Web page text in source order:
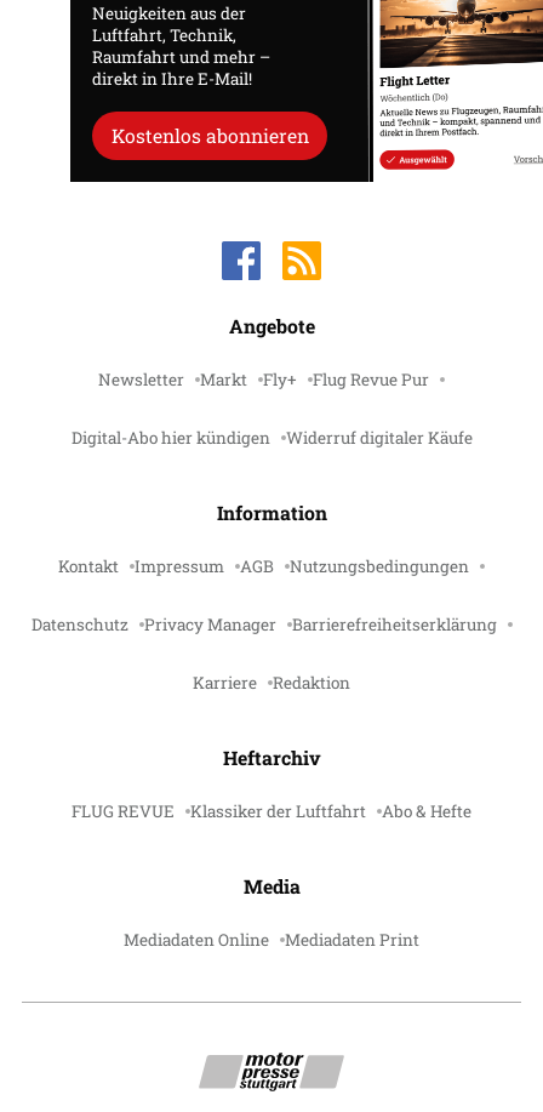
Neuigkeiten aus der
Luftfahrt, Technik,
Raumfahrt und mehr –
direkt in Ihre E-Mail!
Kostenlos abonnieren
Angebote
Newsletter Markt Fly+ Flug Revue Pur
Digital-Abo hier kündigen Widerruf digitaler Käufe
Information
Kontakt Impressum AGB Nutzungsbedingungen
Datenschutz Privacy Manager Barrierefreiheitserklärung
Karriere Redaktion
Heftarchiv
FLUG REVUE Klassiker der Luftfahrt Abo & Hefte
Media
Mediadaten Online Mediadaten Print